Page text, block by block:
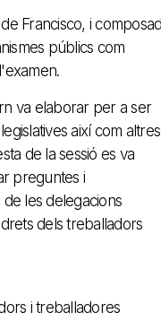
Francisco, i
públics com
va elaborar per a ser
així com altres
de la sessió es va
preguntes i
les delegacions
dels treballadors
i treballadores